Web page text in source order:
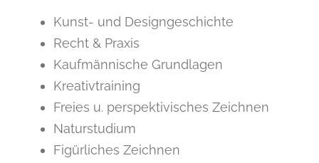
Kunst- und Designgeschichte
Recht & Praxis
Kaufmännische Grundlagen
Kreativtraining
Freies u. perspektivisches Zeichnen
Naturstudium
Figürliches Zeichnen